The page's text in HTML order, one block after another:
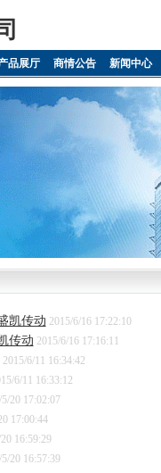
品展厅 商情公告 新闻中心
凯传动 2015/6/16 17:22:10
传动 2015/6/16 17:16:11
2015/6/11 16:34:42
6/11 16:33:12
5/20 17:02:07
17:00:44
16:59:29
5/20 16:57:39